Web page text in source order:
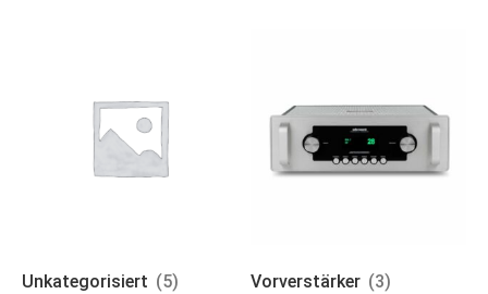
Unkategorisiert (5) Vorverstärker (3)